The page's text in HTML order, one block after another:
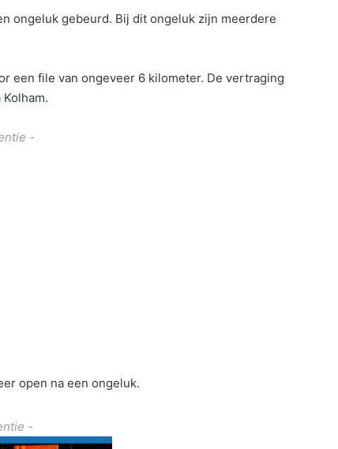
ongeluk gebeurd. Bij dit ongeluk zijn meerdere
een file van ongeveer 6 kilometer. De vertraging
-
open na een ongeluk.
-